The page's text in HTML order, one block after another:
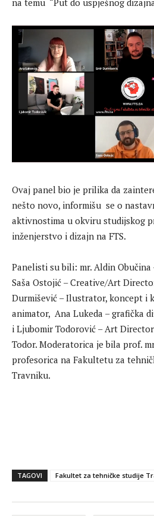
Ovaj panel bio je prilika da
nešto novo, informišu se o
aktivnostima u okviru studijskog
inženjerstvo i dizajn na FTS.
Panelisti su bili: mr. Aldin Obučina
Saša Ostojić – Creative/Art
Durmišević – Ilustrator, koncept i
animator, Ana Lukeda – grafička
i Ljubomir Todorović – Art
Todor. Moderatorica je bila prof.
profesorica na Fakultetu za
Travniku.
TAGOVI Fakultet za tehničke studije